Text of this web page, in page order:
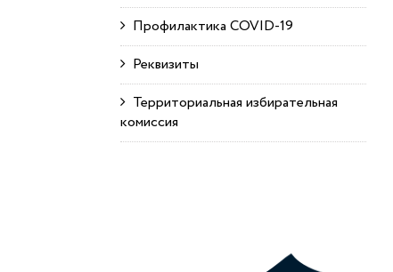
Профилактика COVID-19
Реквизиты
Территориальная избирательная
комиссия